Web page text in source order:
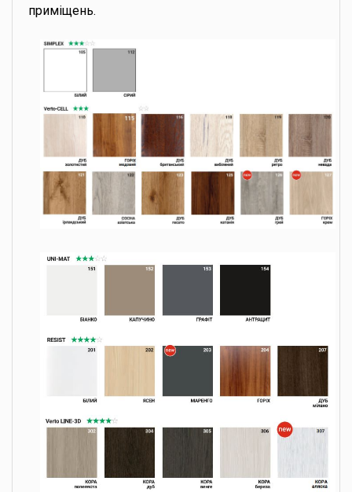
приміщень.